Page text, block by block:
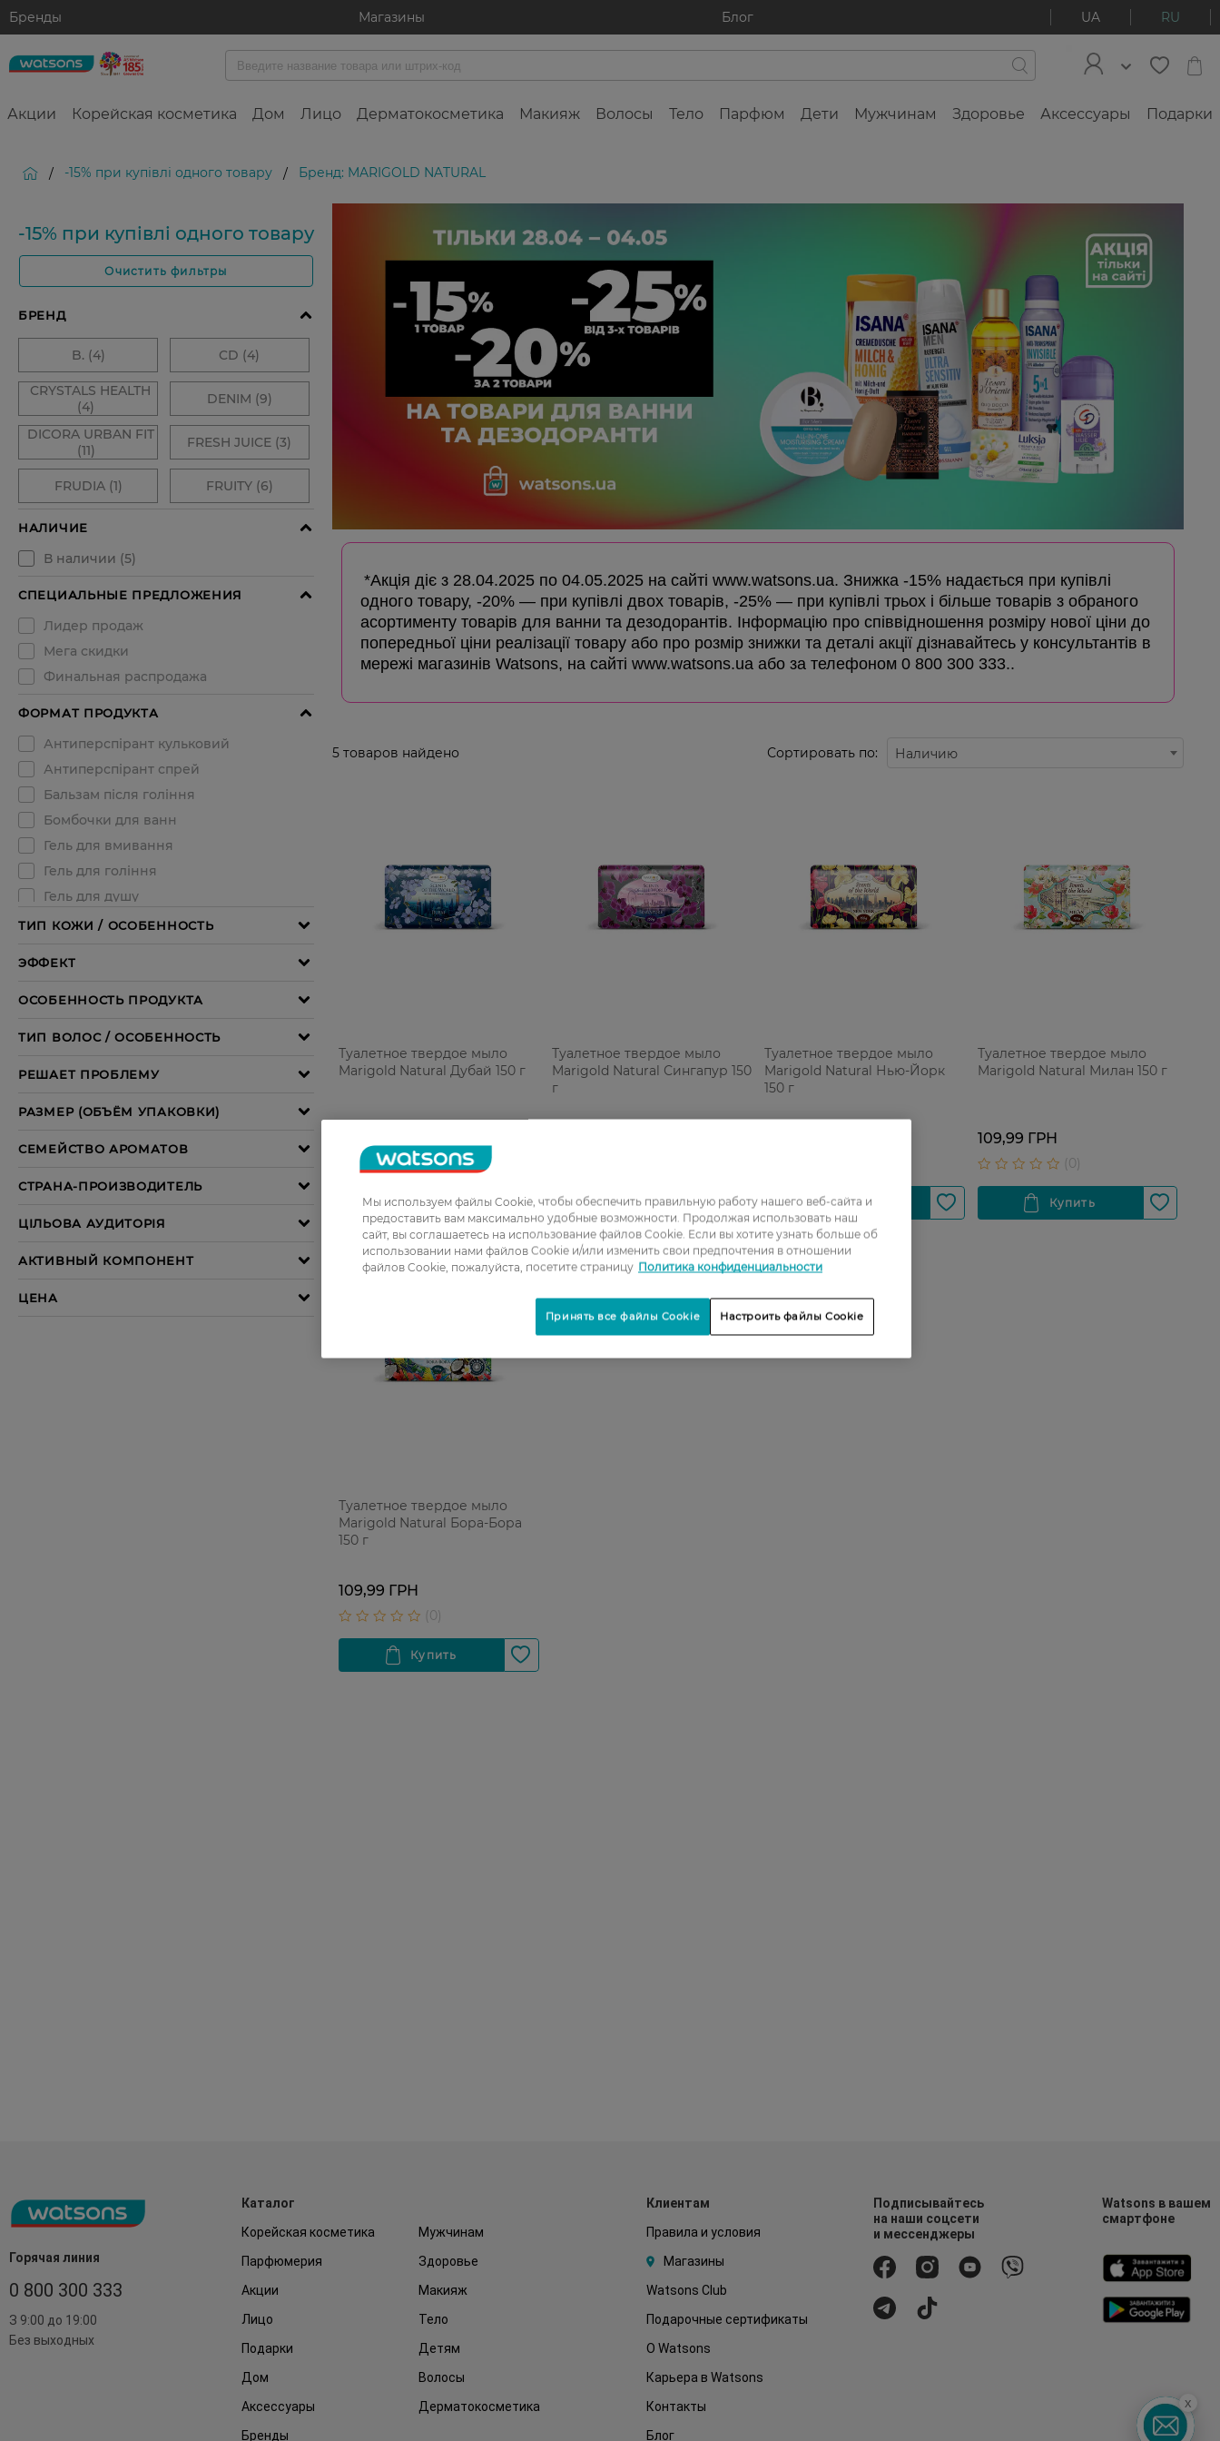
Бренды Магазины Блог UA RU
Акции Корейская косметика Дом Лицо Дерматокосметика Макияж Волосы Тело Парфюм Дети Мужчинам Здоровье Аксессуары Подарки
/ -15% при купівлі одного товару / Бренд: MARIGOLD NATURAL
-15% при купівлі одного товару
Очистить фильтры
*Акція діє з 28.04.2025 по 04.05.2025 на сайті www.watsons.ua. Знижка -15% надається при купівлі
одного товару, -20% — при купівлі двох товарів, -25% — при купівлі трьох і більше товарів з обраного
асортименту товарів для ванни та дезодорантів. Інформацію про співвідношення розміру нової ціни до
попередньої ціни реалізації товару або про розмір знижки та деталі акції дізнавайтесь у консультантів в
мережі магазинів Watsons, на сайті www.watsons.ua або за телефоном 0 800 300 333..
5 товаров найдено Сортировать по: Наличию
Туалетное твердое мыло
Marigold Natural Дубай 150 г
Туалетное твердое мыло
Marigold Natural Сингапур 150
г
Туалетное твердое мыло
Marigold Natural Нью-Йорк
150 г
Туалетное твердое мыло
Marigold Natural Милан 150 г
109,99 ГРН
Туалетное твердое мыло
Marigold Natural Бора-Бора
150 г
109,99 ГРН
Горячая линия
0 800 300 333
З 9:00 до 19:00
Без выходных
Каталог
Корейская косметика
Мужчинам
Парфюмерия
Здоровье
Акции
Макияж
Лицо
Тело
Подарки
Детям
Дом
Волосы
Аксессуары
Дерматокосметика
Бренды
Клиентам
Правила и условия
Магазины
Watsons Club
Подарочные сертификаты
О Watsons
Карьера в Watsons
Контакты
Блог
Подписывайтесь
на наши соцсети
и мессенджеры
Watsons в вашем
смартфоне
x
Мы используем файлы Cookie, чтобы обеспечить правильную работу нашего веб-сайта и
предоставить вам максимально удобные возможности. Продолжая использовать наш
сайт, вы соглашаетесь на использование файлов Cookie. Если вы хотите узнать больше об
использовании нами файлов Cookie и/или изменить свои предпочтения в отношении
файлов Cookie, пожалуйста, посетите страницу Политика конфиденциальности
Настроить файлы Cookie
Принять все файлы Cookie